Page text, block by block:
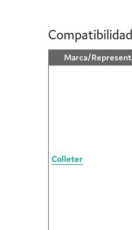
Marca/
Colleter